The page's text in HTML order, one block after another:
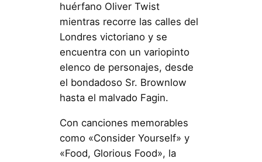
huérfano Oliver Twist
mientras recorre las calles del
Londres victoriano y se
encuentra con un variopinto
elenco de personajes, desde
el bondadoso Sr. Brownlow
hasta el malvado Fagin.
Con canciones memorables
como «Consider Yourself» y
«Food, Glorious Food», la